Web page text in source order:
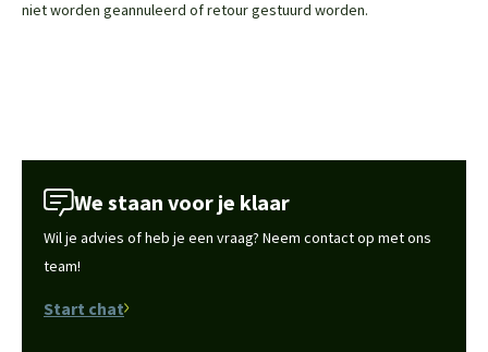
niet worden geannuleerd of retour gestuurd worden.
We staan voor je klaar
Wil je advies of heb je een vraag? Neem contact op met ons
team!
Start chat